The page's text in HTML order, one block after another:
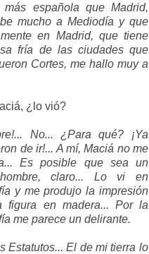
más española que Madrid,
mucho a Mediodía y que
en Madrid, que tiene
fría de las ciudades que
Cortes, me hallo muy a
¿lo vió?
No... ¿Para qué? ¡Ya
de ir!... A mí, Maciá no me
Es posible que sea un
claro... Lo vi en
y me produjo la impresión
figura en madera... Por la
me parece un delirante.
Estatutos... El de mi tierra lo